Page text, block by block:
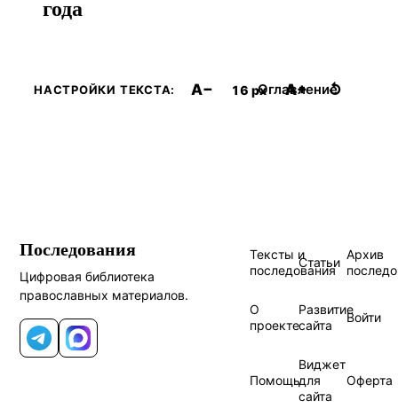
года
НАСТРОЙКИ ТЕКСТА: A− 16 px A+ ↺
Оглавление
Последования
Цифровая библиотека
православных материалов.
Telegram
MAX
Тексты и
последования
Статьи
Архив
О
проекте
Развитие
сайта
Войти
Помощь
Виджет
для
сайта
Оферта